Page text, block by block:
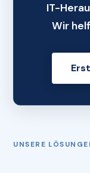
IT-
Wir
UNSERE